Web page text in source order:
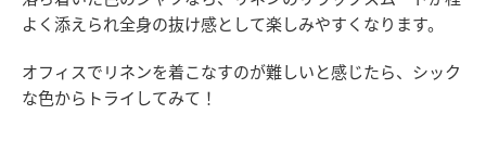
よく添えられ全身の抜け感として楽しみやすくなります。
オフィスでリネンを着こなすのが難しいと感じたら、シック
な色からトライしてみて！